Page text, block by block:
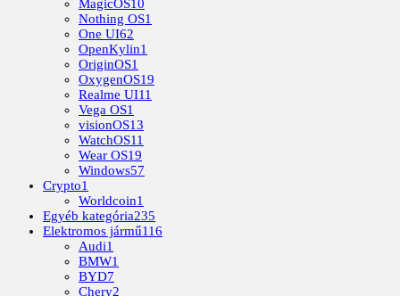
MagicOS10
Nothing OS1
One UI62
OpenKylin1
OriginOS1
OxygenOS19
Realme UI11
Vega OS1
visionOS13
WatchOS11
Wear OS19
Windows57
Crypto1
Worldcoin1
Egyéb kategória235
Elektromos jármű116
Audi1
BMW1
BYD7
Chery2